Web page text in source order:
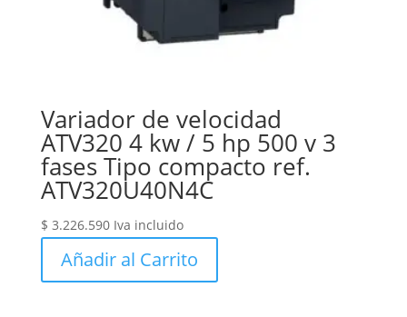
Variador de velocidad
ATV320 4 kw / 5 hp 500 v 3
fases Tipo compacto ref.
ATV320U40N4C
$ 3.226.590 Iva incluido
Añadir al Carrito